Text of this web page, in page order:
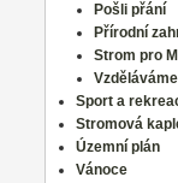
Pošli přání
Přírodní
Strom pro
Sport a
Stromová
Územní plán
Vánoce